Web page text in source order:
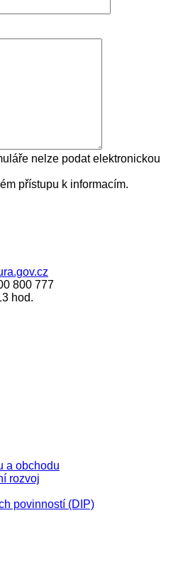
nelze podat elektronickou
přístupu k informacím.
800 777
hod.
a obchodu
rozvoj
povinností (DIP)